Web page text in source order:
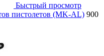
Быстрый просмотр
пистолетов (MK-AL) 900